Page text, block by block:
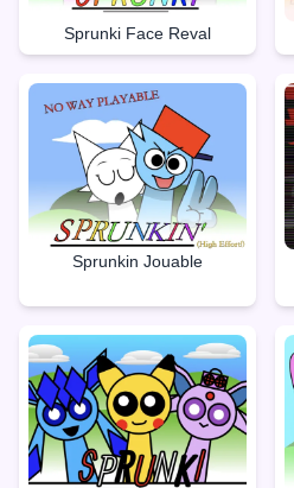
Sprunki Face Reval
Sprunkin Jouable